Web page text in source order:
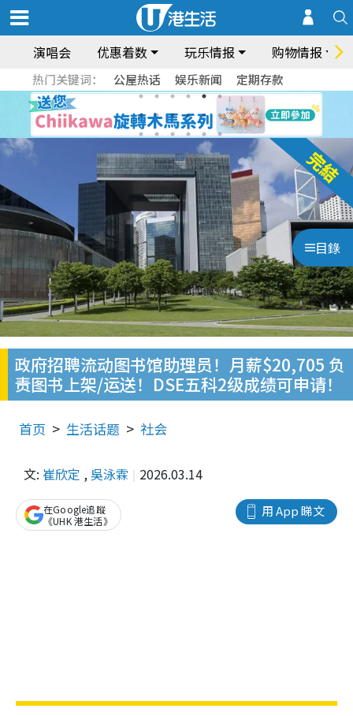
演唱会 优惠着数 玩乐情报 购物情报
热门关键词： 公屋热话 娱乐新闻 定期存款
目錄
政府招聘流动图书馆助理员！月薪$20,705 负
责图书上架/运送！DSE五科2级成绩可申请！
首页 生活话题 社会
文: 崔欣定 ,吳泳霖 2026.03.14
用 App 睇文
在Google追蹤
《UHK 港生活》